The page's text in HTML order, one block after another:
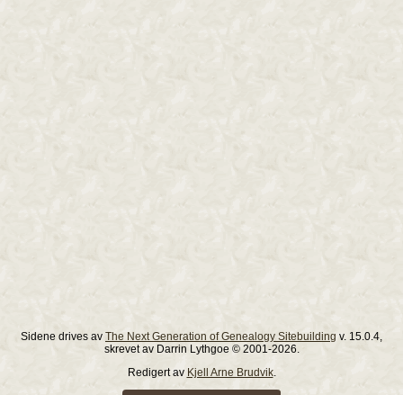
Sidene drives av The Next Generation of Genealogy Sitebuilding v. 15.0.4,
skrevet av Darrin Lythgoe © 2001-2026.
Redigert av Kjell Arne Brudvik.